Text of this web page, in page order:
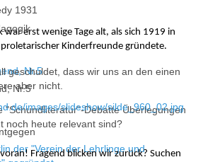
1931
war erst wenige Tage alt, als sich 1919 in
Kinderfreunde gründete.
Nr.5
"Schundliteratur"-Debatte Überlegungen
noch heute relevant sind?
geschuldet, dass wir uns an den einen
aber nicht.
images/slideshow/silde_960_02.jpg
Fragend blicken wir zurück? Suchen